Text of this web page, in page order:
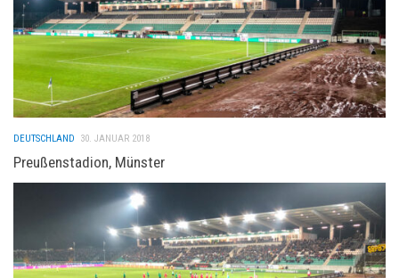
DEUTSCHLAND 30. JANUAR 2018
Preußenstadion, Münster